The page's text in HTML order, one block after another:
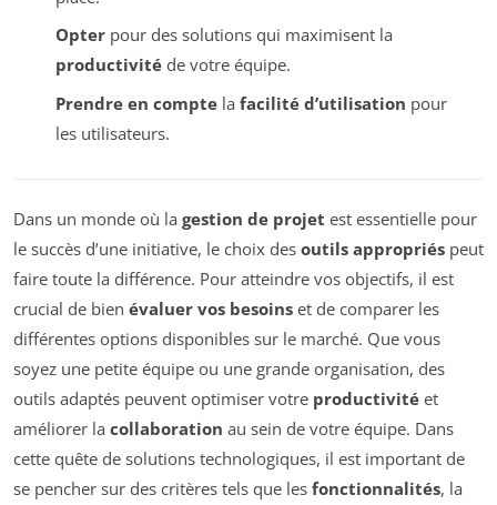
Opterpour des solutions qui maximisent la
productivitéde votre équipe.
Prendre en comptela facilité d’utilisation pour
les utilisateurs.
Dans un monde où la gestion de projet est essentielle pour
le succès d’une initiative, le choix des outils appropriés peut
faire toute la différence. Pour atteindre vos objectifs, il est
crucial de bien évaluer vos besoins et de comparer les
différentes options disponibles sur le marché. Que vous
soyez une petite équipe ou une grande organisation, des
outils adaptés peuvent optimiser votre productivité et
améliorer la collaboration au sein de votre équipe. Dans
cette quête de solutions technologiques, il est important de
se pencher sur des critères tels que les fonctionnalités, la